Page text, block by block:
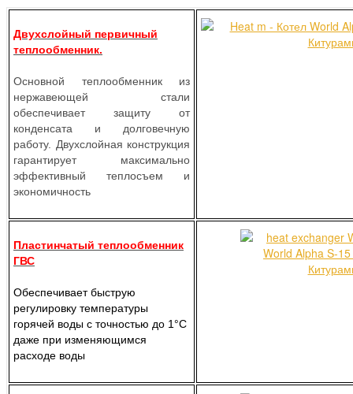
Двухслойный первичный
теплообменник.
Основной теплообменник из
нержавеющей стали
обеспечивает защиту от
конденсата и долговечную
работу. Двухслойная конструкция
гарантирует максимально
эффективный теплосъем и
экономичность
Пластинчатый теплообменник
ГВС
Обеспечивает быструю
регулировку температуры
горячей воды с точностью до 1°C
даже при изменяющимся
расходе воды